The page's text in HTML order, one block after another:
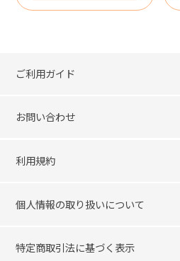
ご利用ガイド
お問い合わせ
利用規約
個人情報の取り扱いについて
特定商取引法に基づく表示